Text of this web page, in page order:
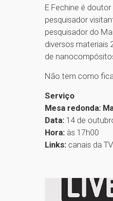
E Fechine é
pesquisador
pesquisador do
diversos materiais
de
Não tem como
Serviço
Mesa redonda:
Data: 14 de
Hora: às 17h00
Links: canais da